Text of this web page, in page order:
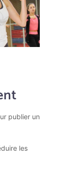
publier un
les